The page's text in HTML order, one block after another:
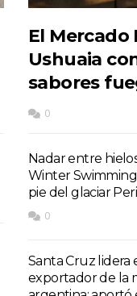
El Mercado
Ushuaia
sabores
0
Nadar entre
Winter
pie del glaciar
0
Santa Cruz lidera
exportador de la